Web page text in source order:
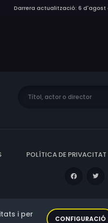
Darrera actualització: 6 d'agost
POLÍTICA DE PRIVACITAT
i per
CONFIGURACIÓ